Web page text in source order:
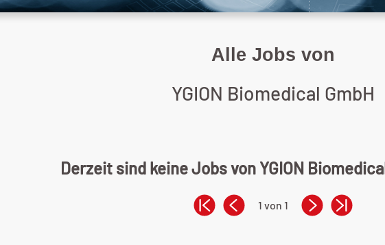
Alle Jobs von
YGION Biomedical GmbH
Derzeit sind keine Jobs von YGION
1 von 1